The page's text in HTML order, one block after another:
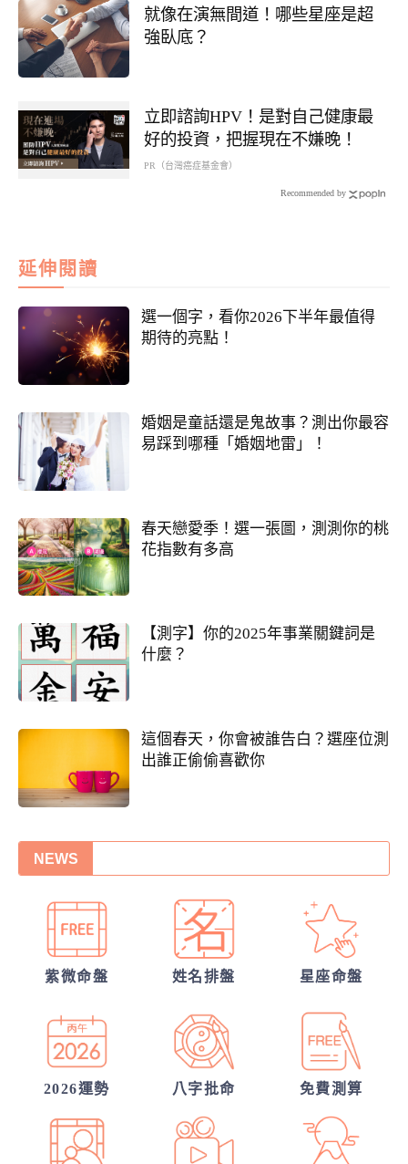
就像在演無間道！哪些星座是超
強臥底？
立即諮詢HPV！是對自己健康最
好的投資，把握現在不嫌晚！
PR（台灣癌症基金會）
Recommended by
延伸閱讀
選一個字，看你2026下半年最值得
期待的亮點！
婚姻是童話還是鬼故事？測出你最容
易踩到哪種「婚姻地雷」！
春天戀愛季！選一張圖，測測你的桃
花指數有多高
【測字】你的2025年事業關鍵詞是
什麼？
這個春天，你會被誰告白？選座位測
出誰正偷偷喜歡你
NEWS
錢途低迷！如何翻身轉運？揭開你的發財大
嗎？
張盛舒大師，詳批你的一生命運！
你們的命盤合嗎？適合當夫妻？批婚配指數
我們緣分已盡了嗎？
我們的未來已註定?
紫微命盤 姓名排盤 星座命盤
2026運勢 八字批命 免費測算